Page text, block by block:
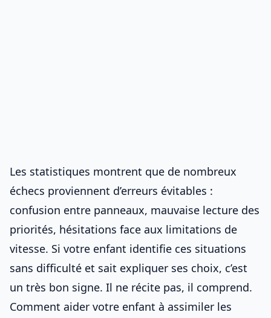
Les statistiques montrent que de nombreux
échecs proviennent d’erreurs évitables :
confusion entre panneaux, mauvaise lecture des
priorités, hésitations face aux limitations de
vitesse. Si votre enfant identifie ces situations
sans difficulté et sait expliquer ses choix, c’est
un très bon signe. Il ne récite pas, il comprend.
Comment aider votre enfant à assimiler les